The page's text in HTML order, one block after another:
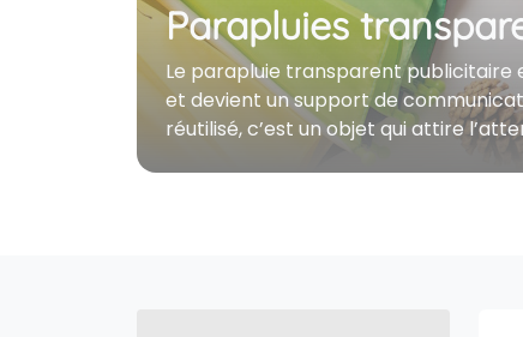
Parapluies
Le parapluie transparent publicitaire
et devient un support de
réutilisé, c’est un objet qui attire